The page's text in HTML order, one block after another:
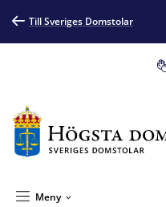
Till Sveriges Domstolar
Meny